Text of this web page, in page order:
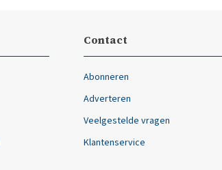
Contact
Abonneren
Adverteren
Veelgestelde vragen
Klantenservice